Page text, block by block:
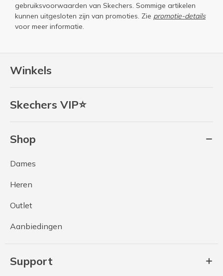
Winkels
Skechers VIP⭐
Shop
Dames
Heren
Outlet
Aanbiedingen
Support
gebruiksvoorwaarden van Skechers. Sommige artikelen
kunnen uitgesloten zijn van promoties. Zie promotie-details
voor meer informatie.